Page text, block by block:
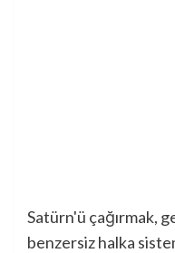
Satürn'ü çağırmak,
benzersiz halka